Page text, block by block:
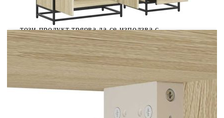
място на пода, което го прави особено подходящ
за помещения с ограничено пространство.
Внимание:За да предотвратите преобръщане,
този продукт трябва да се използва с
предоставеното устройство за закрепване на
стена. Добре е да се знае:Винтовете и дюбелите
за вътрешната стена не са включени. Съветваме
ви да намерите и използвате винтове и дюбели,
подходящи специално за вашите стени. Ако не
сте сигурни, можете да се консултирате с
професионалист. Моля, прочетете и следвайте